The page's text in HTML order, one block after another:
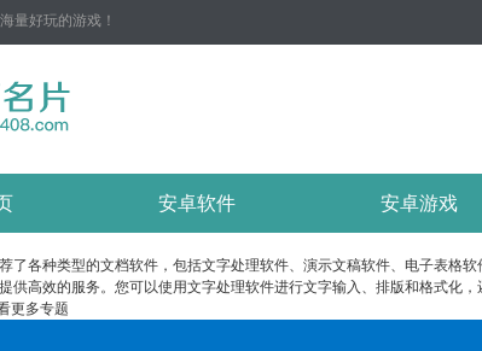
量好玩的游戏！
安卓软件 安卓游戏
了各种类型的文档软件，包括文字处理软件、演示文稿软件、电子表
供高效的服务。您可以使用文字处理软件进行文字输入、排版和格式化
更多专题